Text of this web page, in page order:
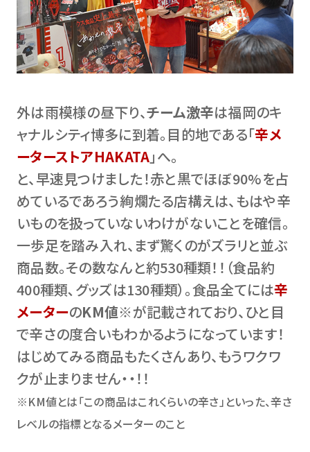
外は雨模様の昼下り、チーム激辛は福岡のキ
ャナルシティ博多に到着。目的地である「辛メ
ーターストアHAKATA」へ。
と、早速見つけました！赤と黒でほぼ90%を占
めているであろう絢爛たる店構えは、もはや辛
いものを扱っていないわけがないことを確信。
一歩足を踏み入れ、まず驚くのがズラリと並ぶ
商品数。その数なんと約530種類！！（食品約
400種類､グッズは130種類）。食品全てには辛
メーターのKM値※が記載されており、ひと目
で辛さの度合いもわかるようになっています！
はじめてみる商品もたくさんあり、もうワクワ
クが止まりません・・！！
※KM値とは「この商品はこれくらいの辛さ」といった、辛さ
レベルの指標となるメーターのこと